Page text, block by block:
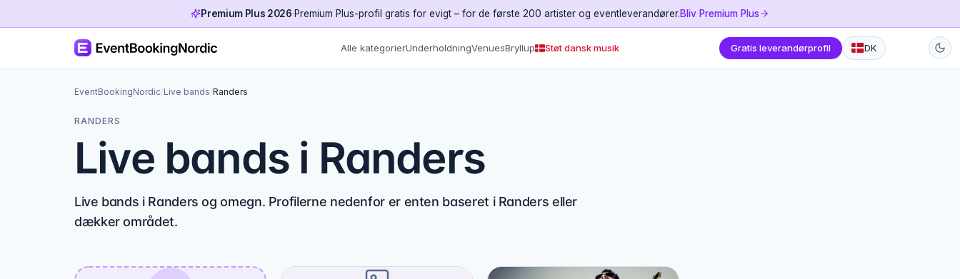
Premium Plus 2026·Premium Plus-profil gratis for evigt – for de første 200 artister og eventleverandører.Bliv Premium Plus
Alle kategorierUnderholdningVenuesBryllup Støt dansk musik Gratis leverandørprofil DK
EventBookingNordic/Live bands/Randers
RANDERS
Live bands i Randers
Live bands i Randers og omegn. Profilerne nedenfor er enten baseret i Randers eller
dækker området.